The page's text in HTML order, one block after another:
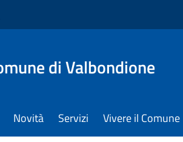
di Valbondione
Novità Servizi Vivere il Comune